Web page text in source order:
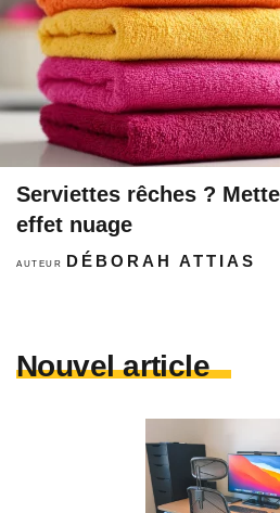
Serviettes rêches ?
effet nuage
AUTEUR DÉBORAH ATTIAS
Nouvel article